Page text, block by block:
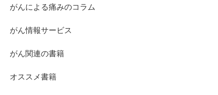
がんによる痛みのコラム
がん情報サービス
がん関連の書籍
オススメ書籍